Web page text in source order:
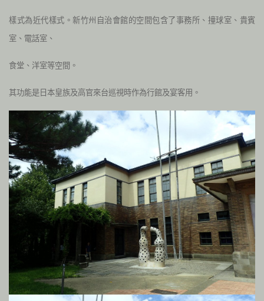
樣式為近代樣式。新竹州自治會館的空間包含了事務所、撞球室、貴賓
室、電話室、
食堂、洋室等空間。
其功能是日本皇族及高官來台巡視時作為行館及宴客用。